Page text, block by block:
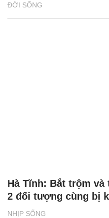
ĐỜI SỐNG
NHỊP SỐNG
Hà Tĩnh: Bắt trộm
2 đối tượng cùng bị